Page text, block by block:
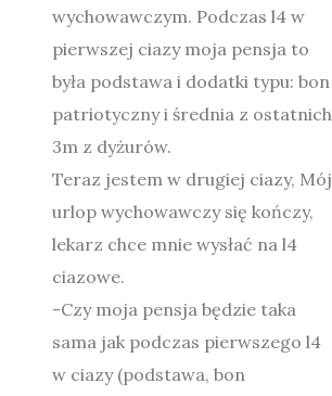
wychowawczym. Podczas l4 w
pierwszej ciazy moja pensja to
była podstawa i dodatki typu: bon
patriotyczny i średnia z ostatnich
3m z dyżurów.
Teraz jestem w drugiej ciazy, Mój
urlop wychowawczy się kończy,
lekarz chce mnie wysłać na l4
ciazowe.
-Czy moja pensja będzie taka
sama jak podczas pierwszego l4
w ciazy (podstawa, bon